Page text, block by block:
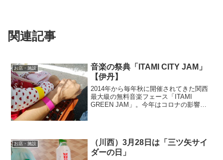
関連記事
お店・施設
音楽の祭典「ITAMI CITY JAM」
【伊丹】
2014年から毎年秋に開催されてきた関西
最大級の無料音楽フェース「ITAMI
GREEN JAM」。今年はコロナの影響で
い...
お店・施設
（川西）3月28日は「三ツ矢サイ
ダーの日」